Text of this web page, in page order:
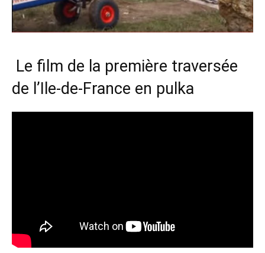
Le film de la première traversée
de l’Ile-de-France en pulka